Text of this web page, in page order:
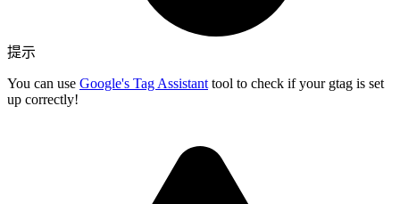
提示
You can use Google's Tag Assistant tool to check if your gtag is set
up correctly!